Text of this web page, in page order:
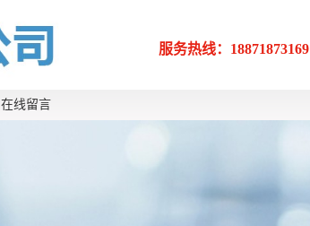
服务热线：18871873169
在线留言